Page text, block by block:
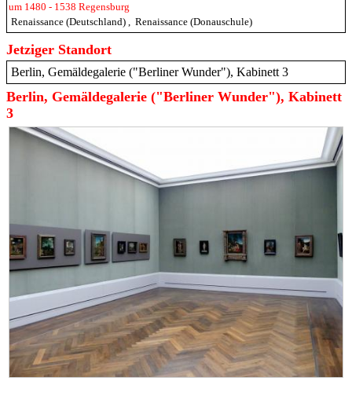
um 1480 - 1538 Regensburg
Renaissance (Deutschland) , Renaissance (Donauschule)
Jetziger Standort
Berlin, Gemäldegalerie ("Berliner Wunder"), Kabinett 3
Berlin, Gemäldegalerie ("Berliner Wunder"), Kabinett
3